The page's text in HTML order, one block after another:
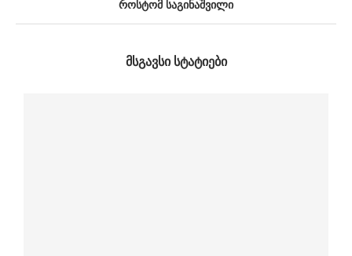
როსტომ საგინაშვილი
ᲛᲡᲒᲐᲕᲡᲘ ᲡᲢᲐᲢᲘᲔᲑᲘ